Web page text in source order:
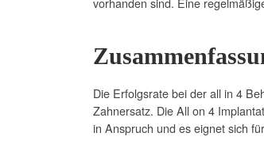
Die Erfolgsrate bei der all in 4
Zahnersatz. Die All on 4
in Anspruch und es eignet sich